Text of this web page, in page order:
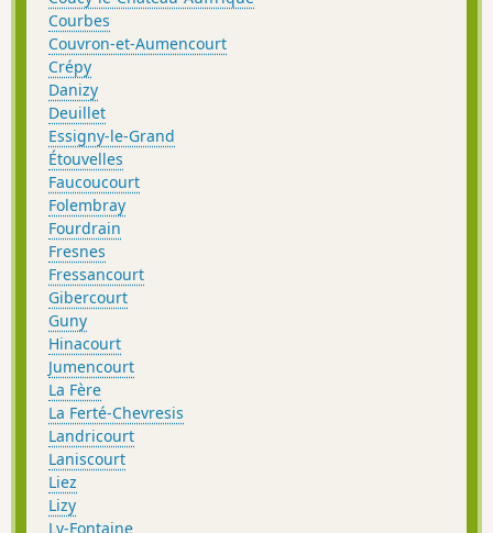
Courbes
Couvron-et-Aumencourt
Crépy
Danizy
Deuillet
Essigny-le-Grand
Étouvelles
Faucoucourt
Folembray
Fourdrain
Fresnes
Fressancourt
Gibercourt
Guny
Hinacourt
Jumencourt
La Fère
La Ferté-Chevresis
Landricourt
Laniscourt
Liez
Lizy
Ly-Fontaine